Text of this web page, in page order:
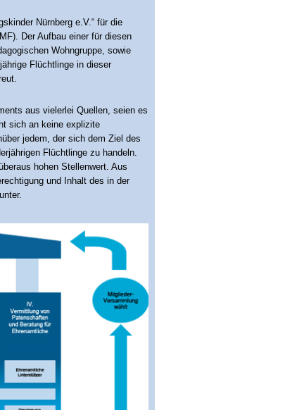
Nürnberg e.V.“ für die
Der Aufbau einer für diesen
Wohngruppe, sowie
Flüchtlinge in dieser
aus vielerlei Quellen, seien es
sich an keine explizite
jedem, der sich dem Ziel des
Flüchtlinge zu handeln.
hohen Stellenwert. Aus
und Inhalt des in der